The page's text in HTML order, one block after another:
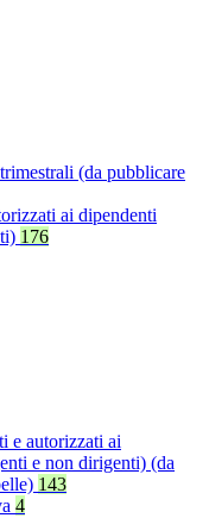
(da pubblicare
ai dipendenti
176
e autorizzati ai
e non dirigenti) (da
143
4